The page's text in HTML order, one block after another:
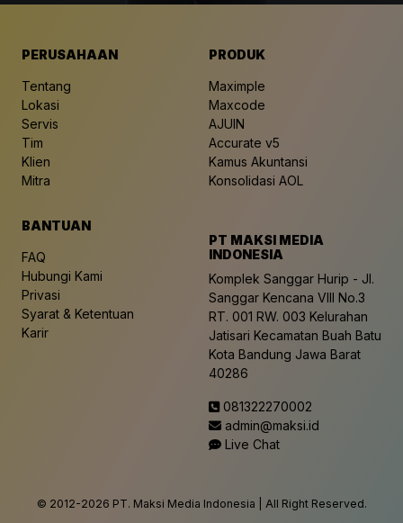
PERUSAHAAN
Tentang
Lokasi
Servis
Tim
Klien
Mitra
PRODUK
Maximple
Maxcode
AJUIN
Accurate v5
Kamus Akuntansi
Konsolidasi AOL
BANTUAN
FAQ
Hubungi Kami
Privasi
Syarat & Ketentuan
Karir
PT MAKSI MEDIA
INDONESIA
Komplek Sanggar Hurip - Jl.
Sanggar Kencana VIII No.3
RT. 001 RW. 003 Kelurahan
Jatisari Kecamatan Buah Batu
Kota Bandung Jawa Barat
40286
081322270002
admin@maksi.id
Live Chat
© 2012-2026 PT. Maksi Media Indonesia | All Right Reserved.